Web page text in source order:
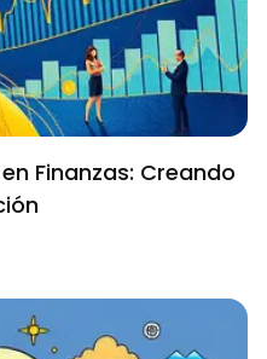
Finanzas: Creando